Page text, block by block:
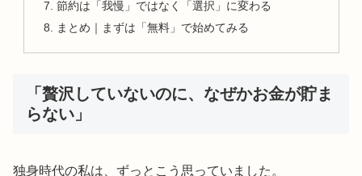
節約は「我慢」ではなく「選択」に変わる
まとめ｜まずは「無料」で始めてみる
「贅沢していないのに、なぜかお金が貯ま
らない」
独身時代の私は、ずっとこう思っていました。